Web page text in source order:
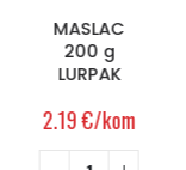
MASLAC
200 g
LURPAK
€/kom